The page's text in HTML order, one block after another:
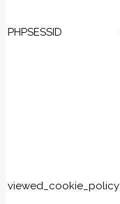
PHPSESSID
viewed_cookie_policy